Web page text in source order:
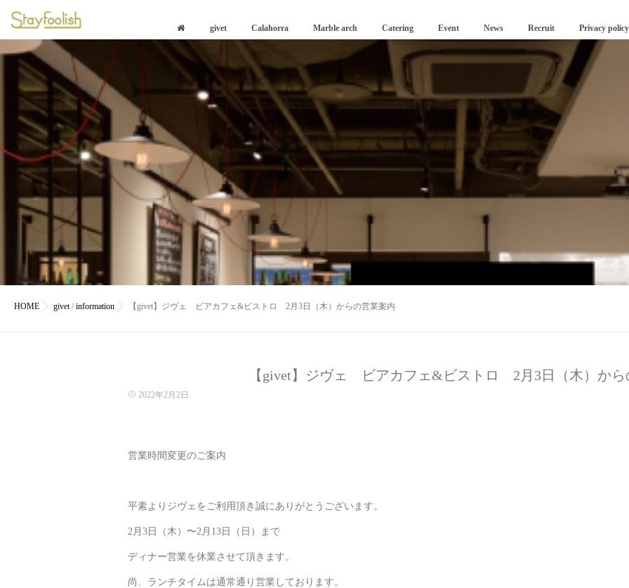
givet Calahorra Marble arch Catering Event News Recruit Privacy policy
HOME givet/information 【givet】ジヴェ ビアカフェ&ビストロ 2月3日（木）からの営業案内
【givet】ジヴェ ビアカフェ&ビストロ 2月3日（木）から
2022年2月2日
営業時間変更のご案内
平素よりジヴェをご利用頂き誠にありがとうございます。
2月3日（木）〜2月13日（日）まで
ディナー営業を休業させて頂きます。
尚、ランチタイムは通常通り営業しております。